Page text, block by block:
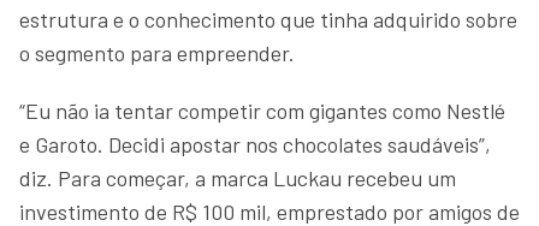
estrutura e o conhecimento que tinha adquirido sobre
o segmento para empreender.
“Eu não ia tentar competir com gigantes como Nestlé
e Garoto. Decidi apostar nos chocolates saudáveis”,
diz. Para começar, a marca Luckau recebeu um
investimento de R$ 100 mil, emprestado por amigos de